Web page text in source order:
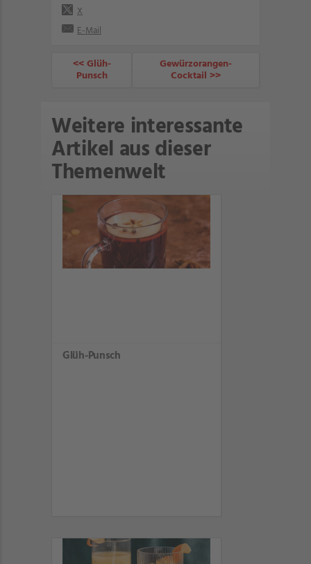
X
E-Mail
<< Glüh-
Punsch
Gewürzorangen-
Cocktail >>
Weitere interessante
Artikel aus dieser
Themenwelt
Glüh-Punsch